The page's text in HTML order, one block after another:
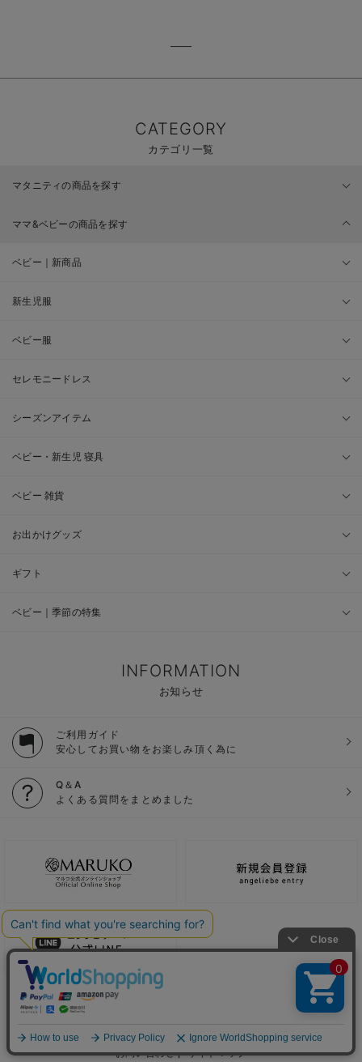
CATEGORY
カテゴリ一覧
マタニティの商品を探す
ママ&ベビーの商品を探す
ベビー｜新商品
新生児服
ベビー服
セレモニードレス
シーズンアイテム
ベビー・新生児 寝具
ベビー 雑貨
お出かけグッズ
ギフト
ベビー｜季節の特集
INFORMATION
お知らせ
ご利用ガイド
安心してお買い物をお楽しみ頂く為に
Q＆A
よくある質問をまとめました
特定商取引法に基づく表記
個人情報保護方針
推奨環境
お問い合わせ
サイトマップ